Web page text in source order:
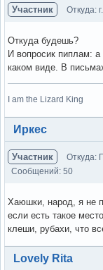
Участник Откуда:
Откуда будешь?
И вопросик пиплам:
каком виде. В
I am the Lizard King
Вне форума
Иркес
Участник Откуда:
Сообщений: 50
Хаюшки, народ, я не
если есть такое
клеши, рубахи, что
Вне форума
Lovely Rita